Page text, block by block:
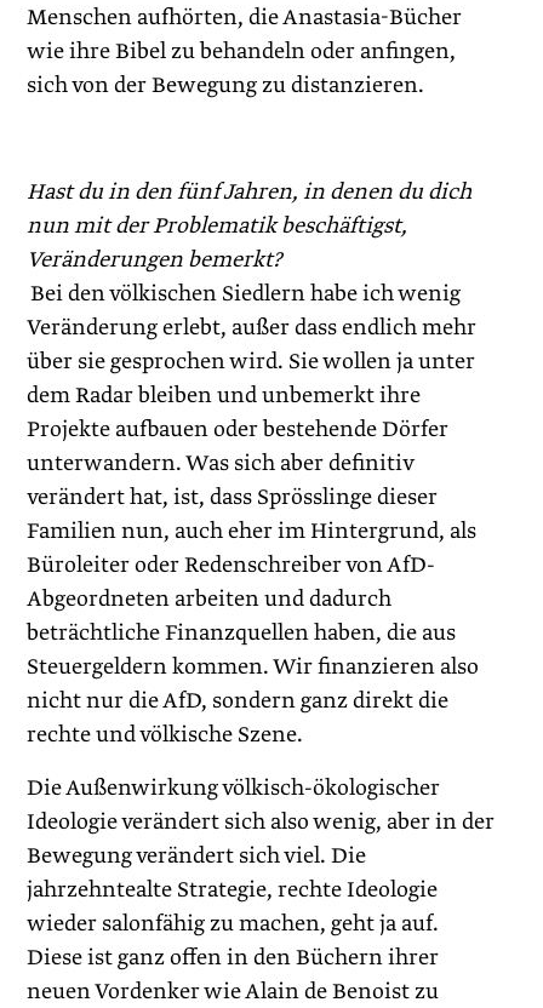
Menschen aufhörten, die Anastasia-Bücher
wie ihre Bibel zu behandeln oder anfingen,
sich von der Bewegung zu distanzieren.
Hast du in den fünf Jahren, in denen du dich
nun mit der Problematik beschäftigst,
Veränderungen bemerkt?
Bei den völkischen Siedlern habe ich wenig
Veränderung erlebt, außer dass endlich mehr
über sie gesprochen wird. Sie wollen ja unter
dem Radar bleiben und unbemerkt ihre
Projekte aufbauen oder bestehende Dörfer
unterwandern. Was sich aber definitiv
verändert hat, ist, dass Sprösslinge dieser
Familien nun, auch eher im Hintergrund, als
Büroleiter oder Redenschreiber von AfD-
Abgeordneten arbeiten und dadurch
beträchtliche Finanzquellen haben, die aus
Steuergeldern kommen. Wir finanzieren also
nicht nur die AfD, sondern ganz direkt die
rechte und völkische Szene.
Die Außenwirkung völkisch-ökologischer
Ideologie verändert sich also wenig, aber in der
Bewegung verändert sich viel. Die
jahrzehntealte Strategie, rechte Ideologie
wieder salonfähig zu machen, geht ja auf.
Diese ist ganz offen in den Büchern ihrer
neuen Vordenker wie Alain de Benoist zu